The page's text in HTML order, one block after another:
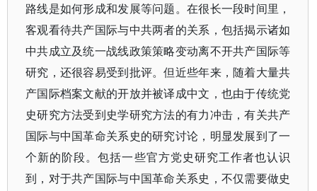
路线是如何形成和发展等问题。在很长一段时间里，
客观看待共产国际与中共两者的关系，包括揭示诸如
中共成立及统一战线政策策略变动离不开共产国际等
研究，还很容易受到批评。但近些年来，随着大量共
产国际档案文献的开放并被译成中文，也由于传统党
史研究方法受到史学研究方法的有力冲击，有关共产
国际与中国革命关系史的研究讨论，明显发展到了一
个新的阶段。包括一些官方党史研究工作者也认识
到，对于共产国际与中国革命关系史，不仅需要做史